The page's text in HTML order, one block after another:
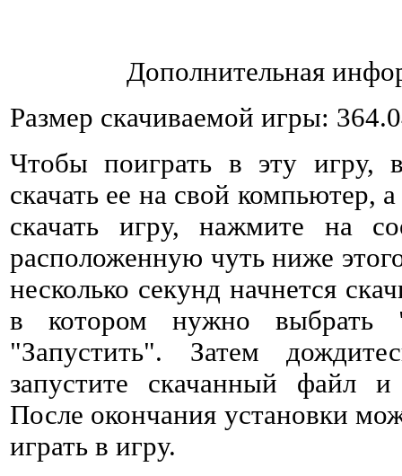
Дополнительная
Размер скачиваемой игры:
Чтобы поиграть в эту игру,
скачать ее на свой компьютер,
скачать игру, нажмите на
расположенную чуть ниже
несколько секунд начнется
в котором нужно выбрать
"Запустить". Затем
запустите скачанный файл и
После окончания установки
играть в игру.